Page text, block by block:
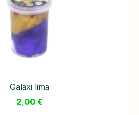
Galaxi lima
2,00 €